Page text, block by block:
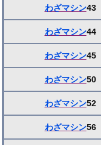
わざマシン43
わざマシン44
わざマシン45
わざマシン50
わざマシン52
わざマシン56